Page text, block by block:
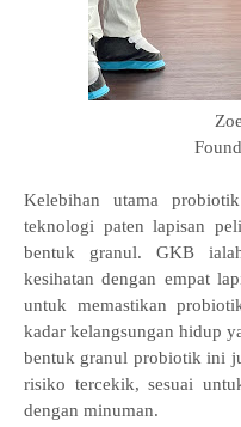
Kelebihan utama
teknologi paten lapisan
bentuk granul. GKB
kesihatan dengan empat
untuk memastikan
kadar kelangsungan hidup
bentuk granul probiotik ini
risiko tercekik, sesuai
dengan minuman.